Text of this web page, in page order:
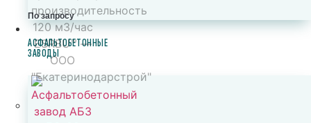
По запросу
АСФАЛЬТОБЕТОННЫЕ
ЗАВОДЫ